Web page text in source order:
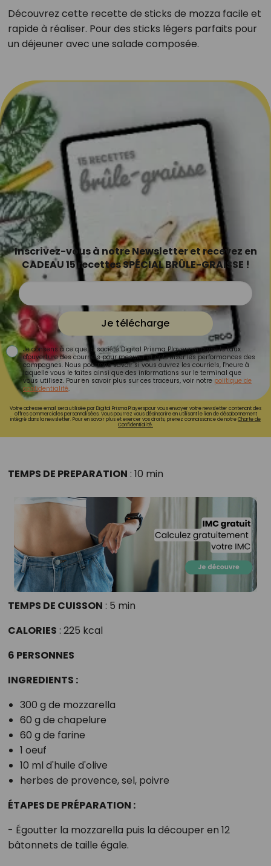
Découvrez cette recette de sticks de mozza facile et
rapide à réaliser. Pour des sticks légers parfaits pour
un déjeuner avec une salade composée.
Inscrivez-vous à notre Newsletter et recevez en
CADEAU 15 recettes SPÉCIAL BRÛLE-GRAISSE !
Je télécharge
Je consens à ce que la société Digital Prisma Players analyse le taux
d'ouverture des courriels pour mesurer et optimiser les performances des
campagnes. Nous pourrons savoir si vous ouvrez les courriels, l'heure à
laquelle vous le faites ainsi que des informations sur le terminal que
vous utilisez. Pour en savoir plus sur ces traceurs, voir notre politique de
confidentialité.
Votre adresse email sera utilisée par Digital Prisma Playerspour vous envoyer votre newsletter contenant des
offres commerciales personnalisées. Vous pourrez vous désinscrire en utilisant le lien de désabonnement
intégré dans la newsletter. Pour en savoir plus et exercer vos droits, prenez connaissance de notreCharte de
Confidentialité.
TEMPS DE PREPARATION : 10 min
TEMPS DE CUISSON : 5 min
CALORIES : 225 kcal
6 PERSONNES
INGREDIENTS :
300 g de mozzarella
60 g de chapelure
60 g de farine
1 oeuf
10 ml d'huile d'olive
herbes de provence, sel, poivre
ÉTAPES DE PRÉPARATION :
- Égoutter la mozzarella puis la découper en 12
bâtonnets de taille égale.